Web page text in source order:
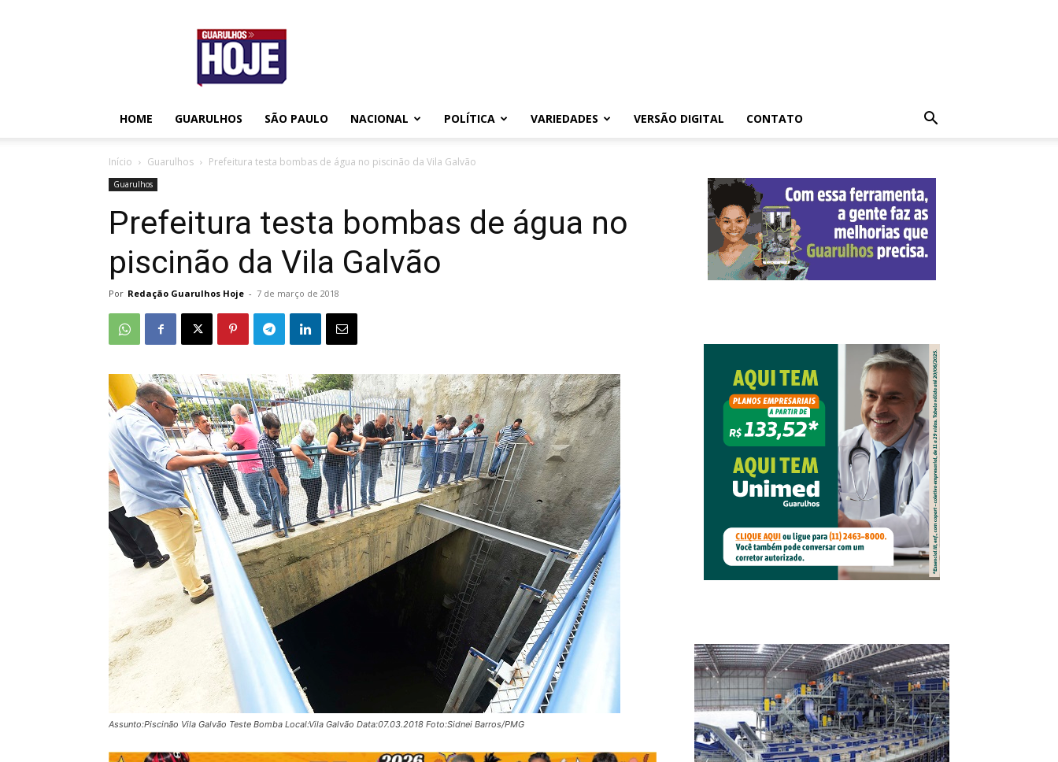
Guarulhos
Hoje
HOME GUARULHOS SÃO PAULO NACIONAL POLÍTICA VARIEDADES VERSÃO DIGITAL CONTATO
Início Guarulhos Prefeitura testa bombas de água no piscinão da Vila Galvão
Guarulhos
Prefeitura testa bombas de água no
piscinão da Vila Galvão
Por Redação Guarulhos Hoje - 7 de março de 2018
Assunto:Piscinão Vila Galvão Teste Bomba Local:Vila Galvão Data:07.03.2018 Foto:Sidnei Barros/PMG